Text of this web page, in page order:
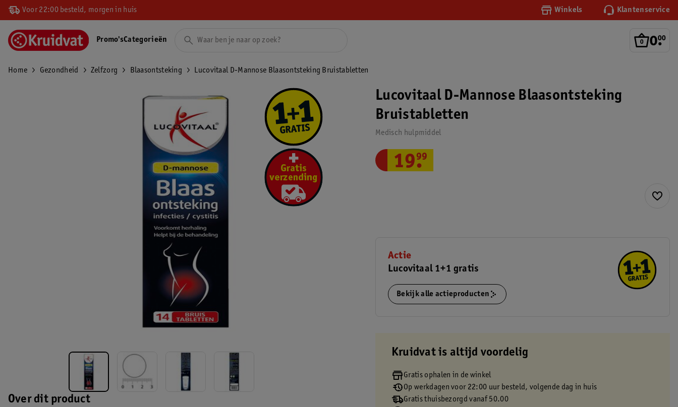
Voor 22:00 besteld, morgen in huis Winkels Klantenservice
0.
00
Promo'sCategorieën
Home Gezondheid Zelfzorg Blaasontsteking Lucovitaal D-Mannose Blaasontsteking Bruistabletten
Over dit product
Lucovitaal D-Mannose Blaasontsteking
Bruistabletten
Medisch hulpmiddel
19.
99
Actie
Lucovitaal 1+1 gratis
Bekijk alle actieproducten
Kruidvat is altijd voordelig
Gratis ophalen in de winkel
Op werkdagen voor 22:00 uur besteld, volgende dag in huis
Gratis thuisbezorgd vanaf 50.00